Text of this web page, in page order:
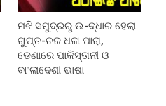
ମଝି ସମୁଦ୍ରରୁ ଉ-ଦ୍ଧାର ହେଲା
ଗୁପ୍ତ-ଚର ଧଳା ପାରା,
ଡେଣାରେ ପାକିସ୍ତାନୀ ଓ
ବାଂଲାଦେଶୀ ଭାଷା